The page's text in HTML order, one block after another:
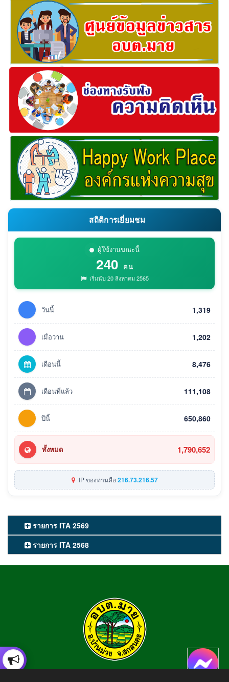
สถิติการเยี่ยมชม
ผู้ใช้งานขณะนี้
240 คน
เริ่มนับ 20 สิงหาคม 2565
วันนี้ 1,319
เมื่อวาน 1,202
เดือนนี้ 8,476
เดือนที่แล้ว 111,108
ปีนี้ 650,860
ทั้งหมด 1,790,652
IP ของท่านคือ216.73.216.57
รายการ ITA 2569
รายการ ITA 2568